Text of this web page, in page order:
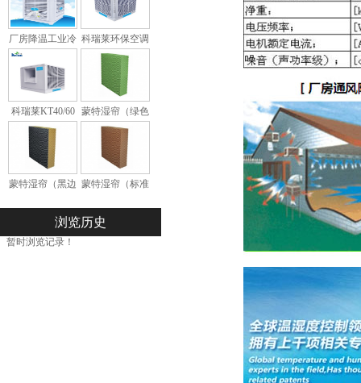
厂房降温工业冷
风机KD18
科瑞莱环保空调
冷风机KS30
科瑞莱KT40/60
环保空调
蒙特湿帘（绿色
环保型）
蒙特湿帘（黑边 蒙特湿帘（标准
浏览历史
暂时浏览记录！